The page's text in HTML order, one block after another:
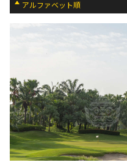
アルファベット順